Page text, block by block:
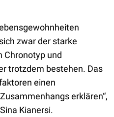
zwar der starke
Chronotyp und
trotzdem bestehen. Das
einen
erklären“,
Kianersi.